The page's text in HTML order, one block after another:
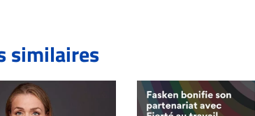
similaires